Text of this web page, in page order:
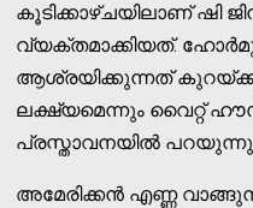
കൂടിക്കാഴ്ചയിലാണ് ഷി
വ്യക്തമാക്കിയത്.
ആശ്രയിക്കുന്നത്
ലക്ഷ്യമെന്നും വൈറ്റ്
പ്രസ്താവനയിൽ
അമേരിക്കൻ എണ്ണ